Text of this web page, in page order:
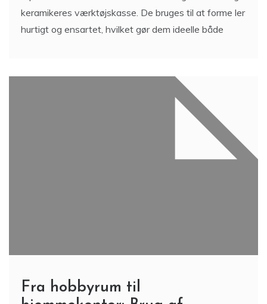
keramikeres værktøjskasse. De bruges til at forme ler
hurtigt og ensartet, hvilket gør dem ideelle både
Fra hobbyrum til